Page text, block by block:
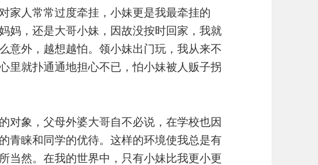
家人常常过度牵挂，小妹更是我最牵挂的
妈，还是大哥小妹，因故没按时回家，我就
意外，越想越怕。领小妹出门玩，我从来不
里就扑通通地担心不已，怕小妹被人贩子拐
对象，父母外婆大哥自不必说，在学校也因
青睐和同学的优待。这样的环境使我总是有
当然。在我的世界中，只有小妹比我更小更